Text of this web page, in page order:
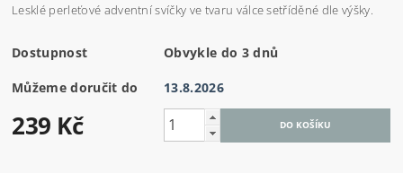
Lesklé perleťové adventní svíčky ve tvaru válce setříděné dle výšky.
Dostupnost Obvykle do 3 dnů
Můžeme doručit do 13.8.2026
239 Kč